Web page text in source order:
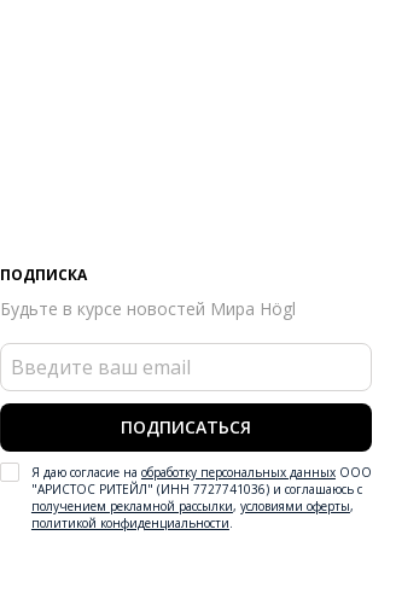
ПОДПИСКА
Будьте в курсе новостей Мира Högl
ПОДПИСАТЬСЯ
Я даю согласие на обработку персональных данныхООО
"АРИСТОС РИТЕЙЛ" (ИНН 7727741036) и соглашаюсь с
получением рекламной рассылки, условиями оферты,
политикой конфиденциальности.